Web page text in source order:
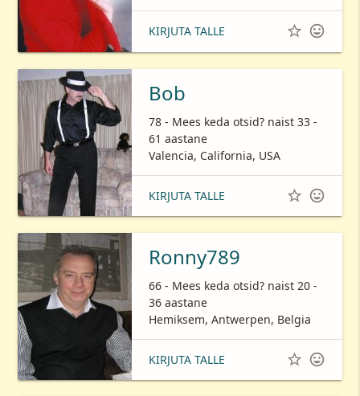
KIRJUTA TALLE  
Bob
78 - Mees keda otsid? naist 33 -
61 aastane
Valencia, California, USA
KIRJUTA TALLE  
Ronny789
66 - Mees keda otsid? naist 20 -
36 aastane
Hemiksem, Antwerpen, Belgia
KIRJUTA TALLE  